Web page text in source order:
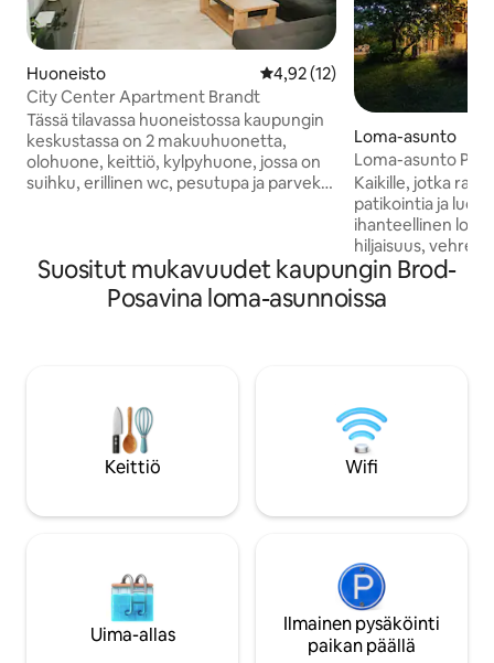
Huoneisto Keskimääräinen arvio 4,92/5,
4,92 (12)
City Center Apartment Brandt
Tässä tilavassa huoneistossa kaupungin
keskustassa on 2 makuuhuonetta,
olohuone, keittiö, kylpyhuone, jossa on
suihku, erillinen wc, pesutupa ja parveke.
tervetulleeksi tervetuliaisdrinkillä,
kahvilla ja peruselintarvikkeilla
majoittumistasi varten. Huoneisto
urheiluhalli ovat 1 500 metrin päässä.
Loma-asunto
Loma-asunto
Kaikille, jotka
patikointia ja
ihanteellinen
hiljaisuus,
tunnelma
tarvittavan
varusteltu 80 m2
laitteineen ja
Vauvansänky on
Yksityinen
Pihamaalla on aita.
Suositut mukavuudet kaupungin Brod-
Posavina loma-asunnoissa
Keittiö Wifi
Uima-allas
Ilmainen pysäköinti
paikan päällä